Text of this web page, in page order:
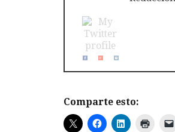
Comparte esto: